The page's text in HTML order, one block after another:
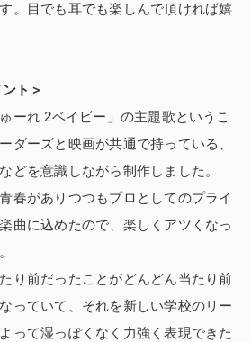
。目でも耳でも楽しんで頂ければ嬉
ト＞
ーれ 2ベイビー」の主題歌というこ
ダーズと映画が共通で持っている、
どを意識しながら制作しました。
春がありつつもプロとしてのプライ
曲に込めたので、楽しくアツくなっ
り前だったことがどんどん当たり前
っていて、それを新しい学校のリー
って湿っぽくなく力強く表現できた